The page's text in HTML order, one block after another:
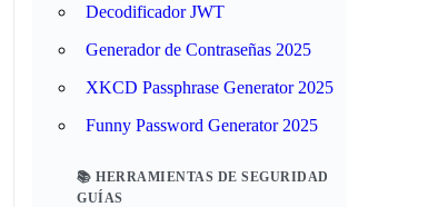
Decodificador JWT
Generador de Contraseñas 2025
XKCD Passphrase Generator 2025
Funny Password Generator 2025
📚 HERRAMIENTAS DE SEGURIDAD
GUÍAS